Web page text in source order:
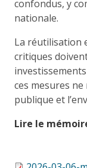
confondus, y
nationale.
La réutilisation
critiques
ces mesures
publique et
Lire le